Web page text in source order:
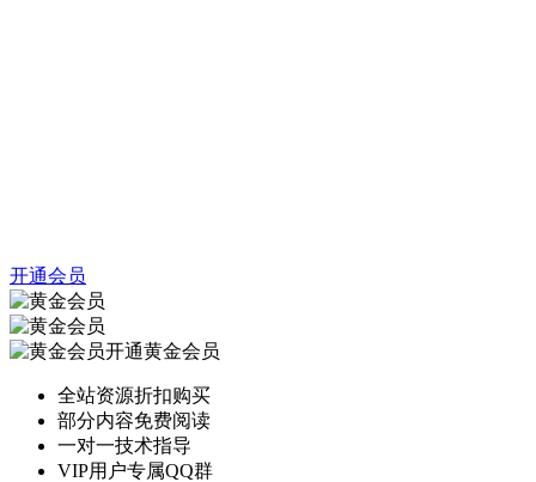
开通会员
开通黄金会员
全站资源折扣购买
部分内容免费阅读
一对一技术指导
VIP用户专属QQ群